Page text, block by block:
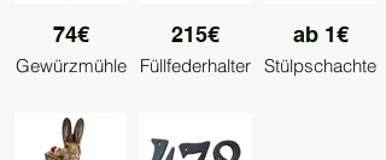
74€
Gewürzmühle
215€
Füllfederhalter
ab 1€
Stülpschachtel